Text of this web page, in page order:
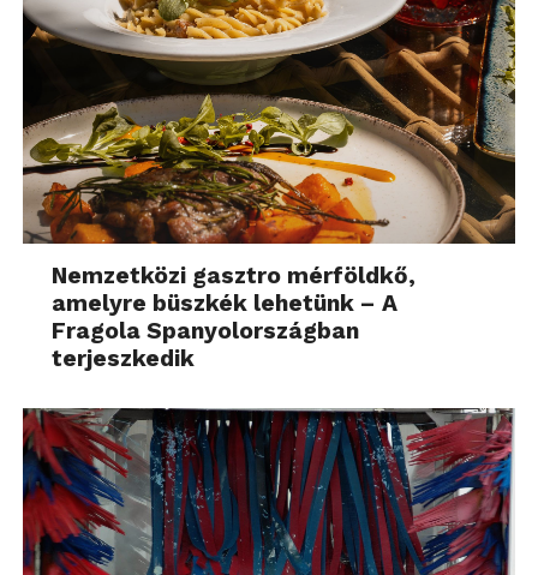
Nemzetközi gasztro mérföldkő,
amelyre büszkék lehetünk – A
Fragola Spanyolországban
terjeszkedik